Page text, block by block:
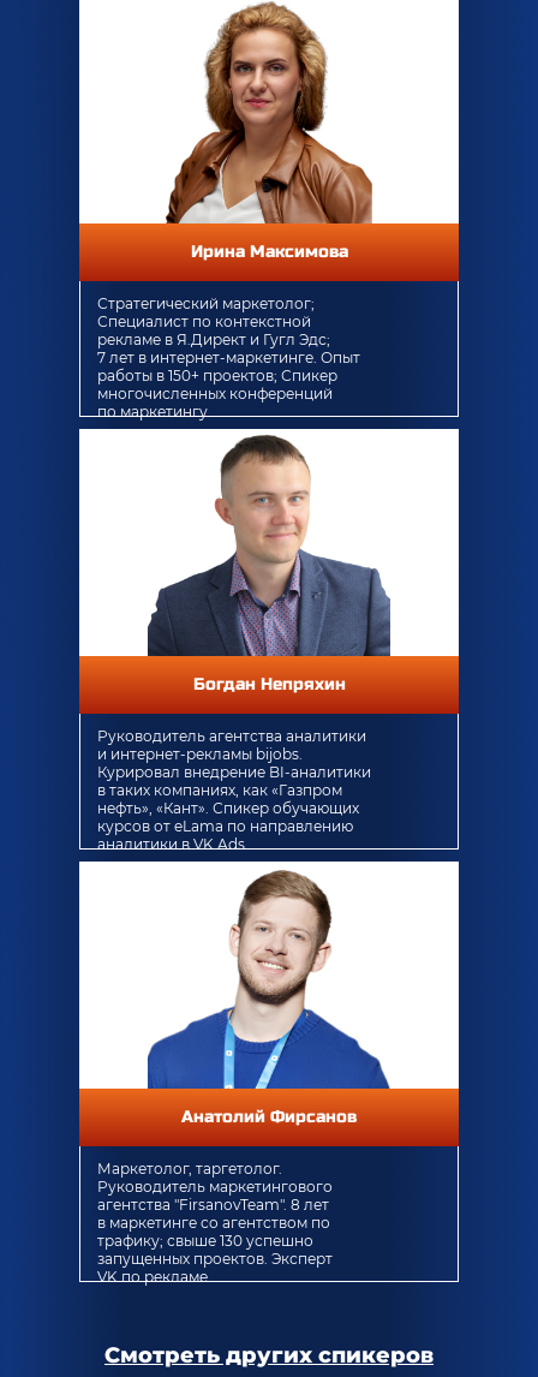
Ирина Максимова
Стратегический маркетолог;
Специалист по контекстной
рекламе в Я.Директ и Гугл Эдс;
7 лет в интернет-маркетинге. Опыт
работы в 150+ проектов; Спикер
многочисленных конференций
по маркетингу
Богдан Непряхин
Руководитель агентства аналитики
и интернет-рекламы bijobs.
Курировал внедрение BI-аналитики
в таких компаниях, как «Газпром
нефть», «Кант». Спикер обучающих
курсов от eLama по направлению
аналитики в VK Ads
Анатолий Фирсанов
Маркетолог, таргетолог.
Руководитель маркетингового
агентства "FirsanovTeam". 8 лет
в маркетинге со агентством по
трафику; свыше 130 успешно
запущенных проектов. Эксперт
VK по рекламе
Смотреть других спикеров